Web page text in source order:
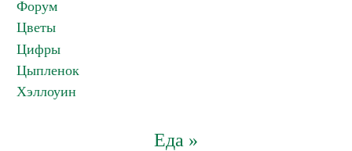
Форум
Цветы
Цифры
Цыпленок
Хэллоуин
Еда »